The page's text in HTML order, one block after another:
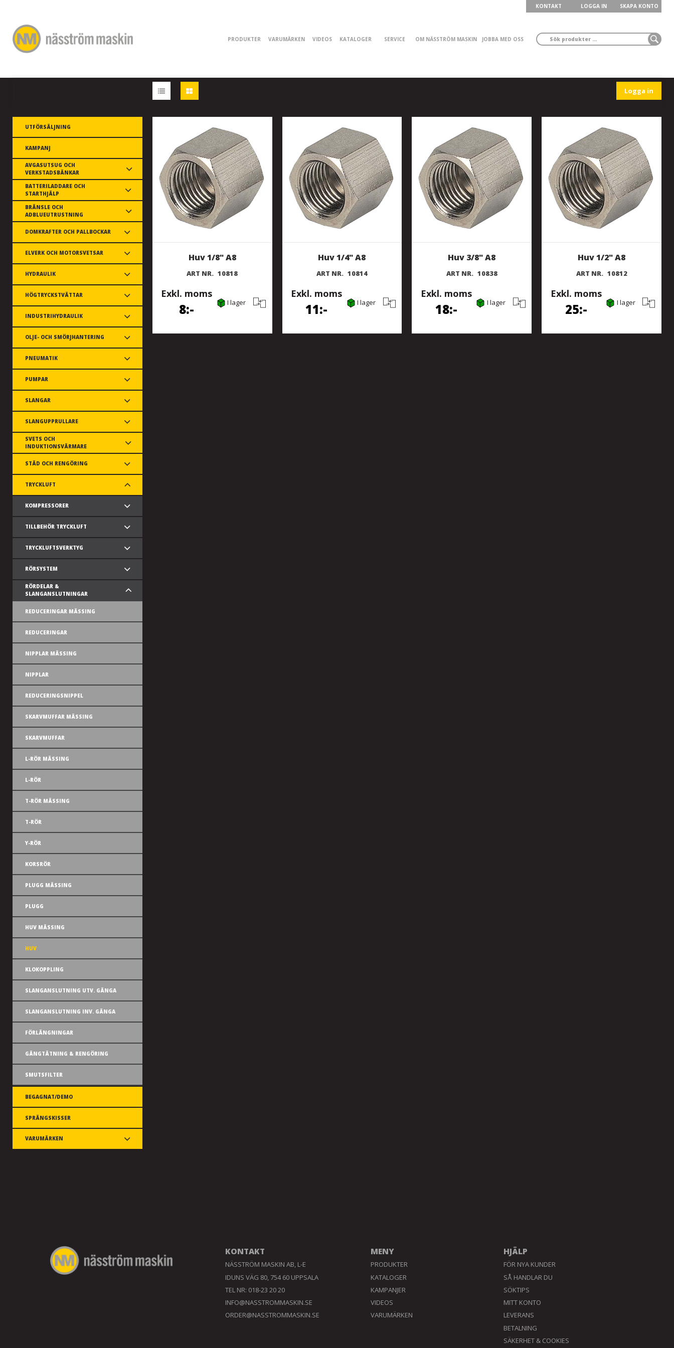
KONTAKT LOGGA IN SKAPA KONTO
PRODUKTER VARUMÄRKEN VIDEOS KATALOGER SERVICE OM NÄSSTRÖM MASKIN JOBBA MED OSS
Logga in
UTFÖRSÄLJNING
KAMPANJ
AVGASUTSUG OCH
VERKSTADSBÄNKAR
BATTERILADDARE OCH
STARTHJÄLP
BRÄNSLE OCH
ADBLUEUTRUSTNING
DOMKRAFTER OCH PALLBOCKAR
ELVERK OCH MOTORSVETSAR
HYDRAULIK
HÖGTRYCKSTVÄTTAR
INDUSTRIHYDRAULIK
OLJE- OCH SMÖRJHANTERING
PNEUMATIK
PUMPAR
SLANGAR
SLANGUPPRULLARE
SVETS OCH
INDUKTIONSVÄRMARE
STÄD OCH RENGÖRING
TRYCKLUFT
KOMPRESSORER
TILLBEHÖR TRYCKLUFT
TRYCKLUFTSVERKTYG
RÖRSYSTEM
RÖRDELAR &
SLANGANSLUTNINGAR
REDUCERINGAR MÄSSING
REDUCERINGAR
NIPPLAR MÄSSING
NIPPLAR
REDUCERINGSNIPPEL
SKARVMUFFAR MÄSSING
SKARVMUFFAR
L-RÖR MÄSSING
L-RÖR
T-RÖR MÄSSING
T-RÖR
Y-RÖR
KORSRÖR
PLUGG MÄSSING
PLUGG
HUV MÄSSING
HUV
KLOKOPPLING
SLANGANSLUTNING UTV. GÄNGA
SLANGANSLUTNING INV. GÄNGA
FÖRLÄNGNINGAR
GÄNGTÄTNING & RENGÖRING
SMUTSFILTER
BEGAGNAT/DEMO
SPRÄNGSKISSER
VARUMÄRKEN
Huv 1/8" A8
ART NR. 10818
Exkl. moms
8 I lager
Huv 1/4" A8
ART NR. 10814
Exkl. moms
11 I lager
Huv 3/8" A8
ART NR. 10838
Exkl. moms
18 I lager
Huv 1/2" A8
ART NR. 10812
Exkl. moms
25 I lager
KONTAKT
NÄSSTRÖM MASKIN AB, L-E
IDUNS VÄG 80, 754 60 UPPSALA
TEL NR: 018-23 20 20
INFO@NASSTROMMASKIN.SE
ORDER@NASSTROMMASKIN.SE
MENY
PRODUKTER
KATALOGER
KAMPANJER
VIDEOS
VARUMÄRKEN
HJÄLP
FÖR NYA KUNDER
SÅ HANDLAR DU
SÖKTIPS
MITT KONTO
LEVERANS
BETALNING
SÄKERHET & COOKIES